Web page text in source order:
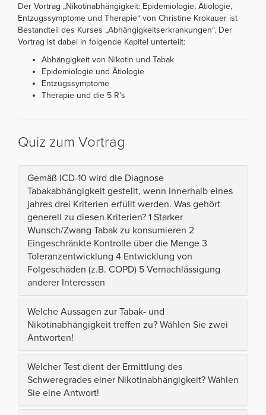
Der Vortrag „Nikotinabhängigkeit: Epidemiologie, Ätiologie,
Entzugssymptome und Therapie“ von Christine Krokauer ist
Bestandteil des Kurses „Abhängigkeitserkrankungen“. Der
Vortrag ist dabei in folgende Kapitel unterteilt:
Abhängigkeit von Nikotin und Tabak
Epidemiologie und Ätiologie
Entzugssymptome
Therapie und die 5 R's
Quiz zum Vortrag
Gemäß ICD-10 wird die Diagnose
Tabakabhängigkeit gestellt, wenn innerhalb eines
jahres drei Kriterien erfüllt werden. Was gehört
generell zu diesen Kriterien? 1 Starker
Wunsch/Zwang Tabak zu konsumieren 2
Eingeschränkte Kontrolle über die Menge 3
Toleranzentwicklung 4 Entwicklung von
Folgeschäden (z.B. COPD) 5 Vernachlässigung
anderer Interessen
Welche Aussagen zur Tabak- und
Nikotinabhängigkeit treffen zu? Wählen Sie zwei
Antworten!
Welcher Test dient der Ermittlung des
Schweregrades einer Nikotinabhängigkeit? Wählen
Sie eine Antwort!